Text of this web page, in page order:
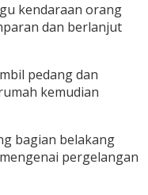
kendaraan orang
dan berlanjut
pedang dan
kemudian
bagian belakang
pergelangan